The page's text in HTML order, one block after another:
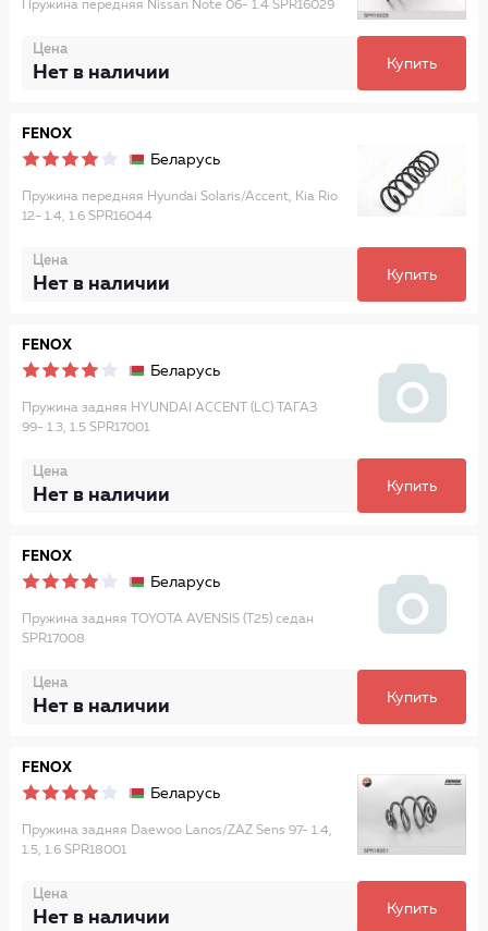
Пружина передняя Nissan Note 06- 1.4 SPR16029
Цена
Нет в наличии Купить
FENOX
Беларусь
Пружина передняя Hyundai Solaris/Accent, Kia Rio
12- 1.4, 1.6 SPR16044
Цена
Нет в наличии Купить
FENOX
Беларусь
Пружина задняя HYUNDAI ACCENT (LC) ТАГАЗ
99- 1.3, 1.5 SPR17001
Цена
Нет в наличии Купить
FENOX
Беларусь
Пружина задняя TOYOTA AVENSIS (T25) седан
SPR17008
Цена
Нет в наличии Купить
FENOX
Беларусь
Пружина задняя Daewoo Lanos/ZAZ Sens 97- 1.4,
1.5, 1.6 SPR18001
Цена
Нет в наличии Купить